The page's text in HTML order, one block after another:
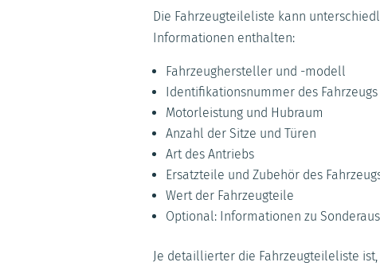
Die Fahrzeugteileliste kann
Informationen enthalten:
Fahrzeughersteller und -modell
Identifikationsnummer des Fahrzeugs
Motorleistung und Hubraum
Anzahl der Sitze und Türen
Art des Antriebs
Ersatzteile und Zubehör des
Wert der Fahrzeugteile
Optional: Informationen zu
Je detaillierter die Fahrzeugteileliste